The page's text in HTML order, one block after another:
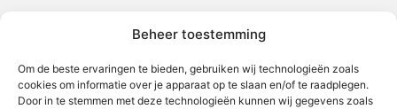
Beheer toestemming
Om de beste ervaringen te bieden, gebruiken wij technologieën zoals
cookies om informatie over je apparaat op te slaan en/of te raadplegen.
Door in te stemmen met deze technologieën kunnen wij gegevens zoals
Leudal